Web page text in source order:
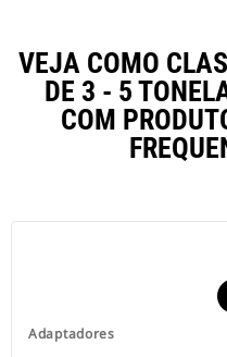
VEJA COMO
DE 3 - 5
COM
Adaptadores